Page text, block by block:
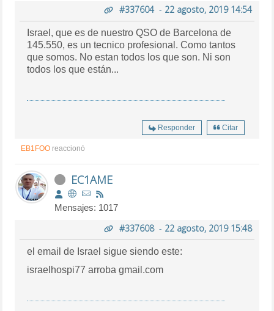
#337604- 22 agosto, 2019 14:54
Israel, que es de nuestro QSO de Barcelona de
145.550, es un tecnico profesional. Como tantos
que somos. No estan todos los que son. Ni son
todos los que están...
Responder Citar
EB1FOO reaccionó
EC1AME
Mensajes: 1017
#337608- 22 agosto, 2019 15:48
el email de Israel sigue siendo este:
israelhospi77 arroba gmail.com